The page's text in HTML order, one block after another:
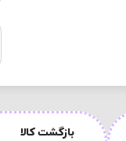
بازگشت کالا